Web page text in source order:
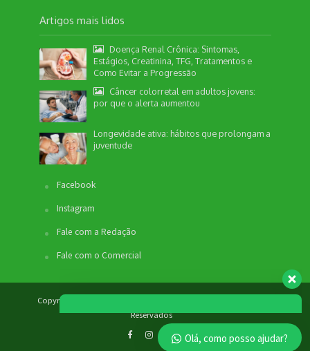
Artigos mais lidos
Doença Renal Crônica: Sintomas,
Estágios, Creatinina, TFG, Tratamentos e
Como Evitar a Progressão
Câncer colorretal em adultos jovens:
por que o alerta aumentou
Longevidade ativa: hábitos que prolongam a
juventude
Facebook
Instagram
Fale com a Redação
Fale com o Comercial
Copyright © 2012 - 2026. Revista Bem Estar - Todos os Direitos
Reservados
Nossa equipe de suporte ao cliente está aqui
para responder às suas perguntas. Informe se
quer enviar pautas.
Não disponível no momento
SEO / Marketing
Olá, como posso ajudar?